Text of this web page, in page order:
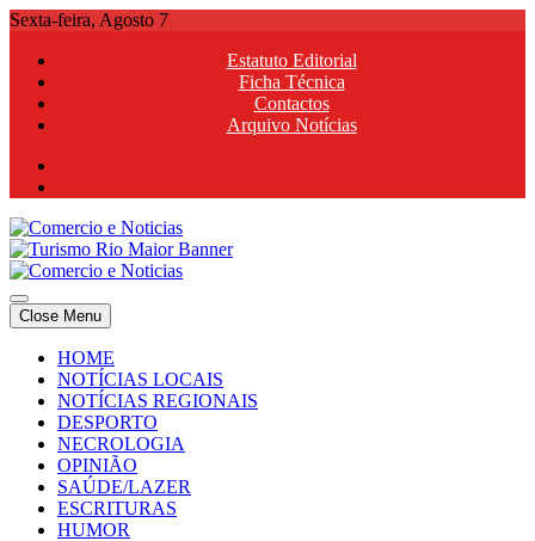
Skip
content
Sexta-feira, Agosto 7
Estatuto Editorial
Ficha Técnica
Contactos
Arquivo Notícias
Comercio e Noticias
Notícias e Publicidade Online
Comercio e Noticias
Notícias e Publicidade Online
Close Menu
HOME
NOTÍCIAS LOCAIS
NOTÍCIAS REGIONAIS
DESPORTO
NECROLOGIA
OPINIÃO
SAÚDE/LAZER
ESCRITURAS
HUMOR